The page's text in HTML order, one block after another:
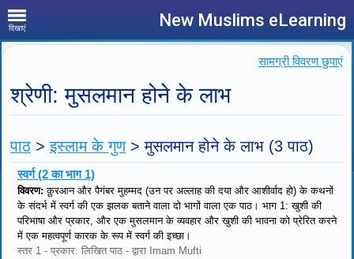
दिखाएं New Muslims eLearning
सामग्री विवरण छुपाएं
श्रेणी: मुसलमान होने के लाभ
पाठ >इस्लाम के गुण>मुसलमान होने के लाभ (3 पाठ)
स्वर्ग (2 का भाग 1)
विवरण: क़ुरआन और पैगंबर मुहम्मद (उन पर अल्लाह की दया और आशीर्वाद हो) के कथनों
के संदर्भ में स्वर्ग की एक झलक बताने वाला दो भागों वाला एक पाठ। भाग 1: खुशी की
परिभाषा और प्रकार, और एक मुसलमान के व्यवहार और खुशी की भावना को प्रेरित करने
में एक महत्वपूर्ण कारक के रूप में स्वर्ग की इच्छा।
स्तर 1 - प्रकार: लिखित पाठ - द्वारा Imam Mufti